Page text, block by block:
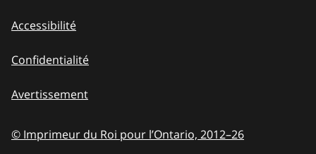
Accessibilité
Confidentialité
Avertissement
© Imprimeur du Roi pour l’Ontario, 2012–26